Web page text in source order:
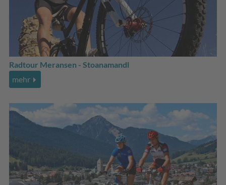
Radtour Meransen - Stoanamandl
mehr